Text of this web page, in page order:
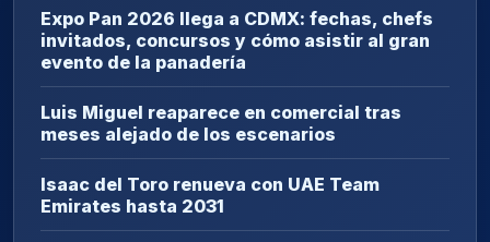
Expo Pan 2026 llega a CDMX: fechas, chefs
invitados, concursos y cómo asistir al gran
evento de la panadería
Luis Miguel reaparece en comercial tras
meses alejado de los escenarios
Isaac del Toro renueva con UAE Team
Emirates hasta 2031